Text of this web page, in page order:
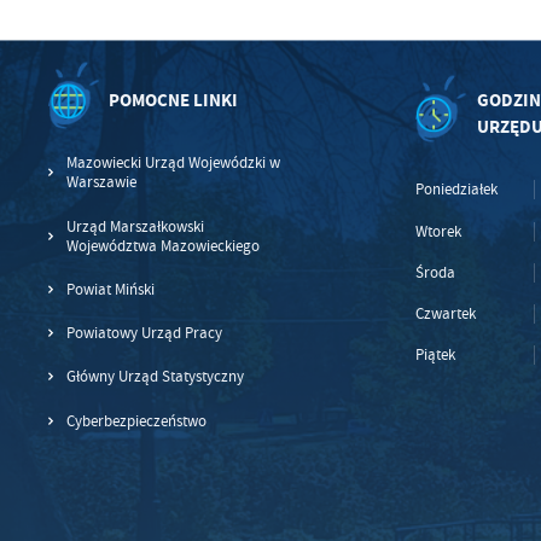
POMOCNE LINKI
Mazowiecki Urząd Wojewódzki w
Warszawie
Urząd Marszałkowski
Województwa Mazowieckiego
Powiat Miński
Powiatowy Urząd Pracy
Główny Urząd Statystyczny
Cyberbezpieczeństwo
URZĘDU
Poniedziałek
Wtorek
Środa
Czwartek
Piątek